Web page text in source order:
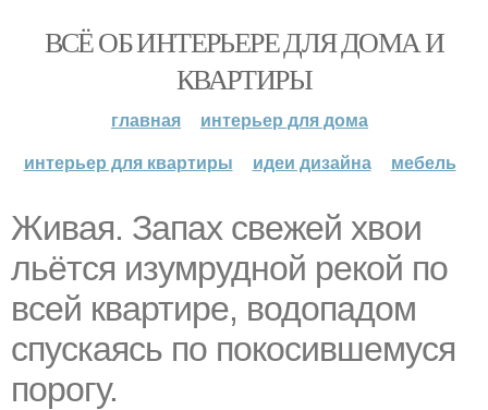
ВСЁ ОБ ИНТЕРЬЕРЕ ДЛЯ ДОМА И
КВАРТИРЫ
главная
интерьер для дома
интерьер для квартиры
идеи дизайна мебель
Живая. Запах свежей хвои
льётся изумрудной рекой по
всей квартире, водопадом
спускаясь по покосившемуся
порогу.